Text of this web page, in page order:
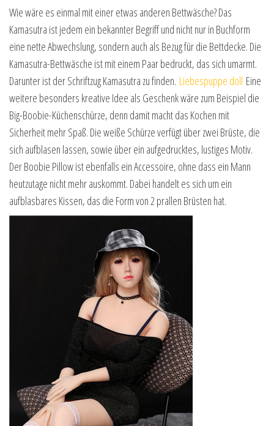
Wie wäre es einmal mit einer etwas anderen Bettwäsche? Das
Kamasutra ist jedem ein bekannter Begriff und nicht nur in Buchform
eine nette Abwechslung, sondern auch als Bezug für die Bettdecke. Die
Kamasutra-Bettwäsche ist mit einem Paar bedruckt, das sich umarmt.
Darunter ist der Schriftzug Kamasutra zu finden. Liebespuppe doll Eine
weitere besonders kreative Idee als Geschenk wäre zum Beispiel die
Big-Boobie-Küchenschürze, denn damit macht das Kochen mit
Sicherheit mehr Spaß. Die weiße Schürze verfügt über zwei Brüste, die
sich aufblasen lassen, sowie über ein aufgedrucktes, lustiges Motiv.
Der Boobie Pillow ist ebenfalls ein Accessoire, ohne dass ein Mann
heutzutage nicht mehr auskommt. Dabei handelt es sich um ein
aufblasbares Kissen, das die Form von 2 prallen Brüsten hat.